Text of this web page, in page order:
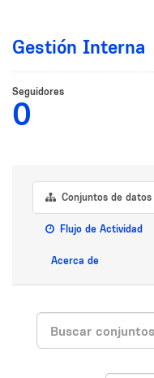
Gestión Interna
Seguidores
0
Conjuntos de datos
Flujo de Actividad
Acerca de